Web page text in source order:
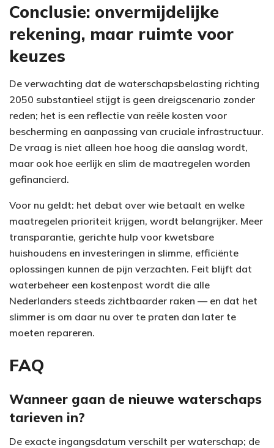
Conclusie: onvermijdelijke
rekening, maar ruimte voor
keuzes
De verwachting dat de waterschapsbelasting richting
2050 substantieel stijgt is geen dreigscenario zonder
reden; het is een reflectie van reële kosten voor
bescherming en aanpassing van cruciale infrastructuur.
De vraag is niet alleen hoe hoog die aanslag wordt,
maar ook hoe eerlijk en slim de maatregelen worden
gefinancierd.
Voor nu geldt: het debat over wie betaalt en welke
maatregelen prioriteit krijgen, wordt belangrijker. Meer
transparantie, gerichte hulp voor kwetsbare
huishoudens en investeringen in slimme, efficiënte
oplossingen kunnen de pijn verzachten. Feit blijft dat
waterbeheer een kostenpost wordt die alle
Nederlanders steeds zichtbaarder raken — en dat het
slimmer is om daar nu over te praten dan later te
moeten repareren.
FAQ
Wanneer gaan de nieuwe waterschaps
tarieven in?
De exacte ingangsdatum verschilt per waterschap; de